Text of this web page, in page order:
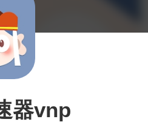
器vnp